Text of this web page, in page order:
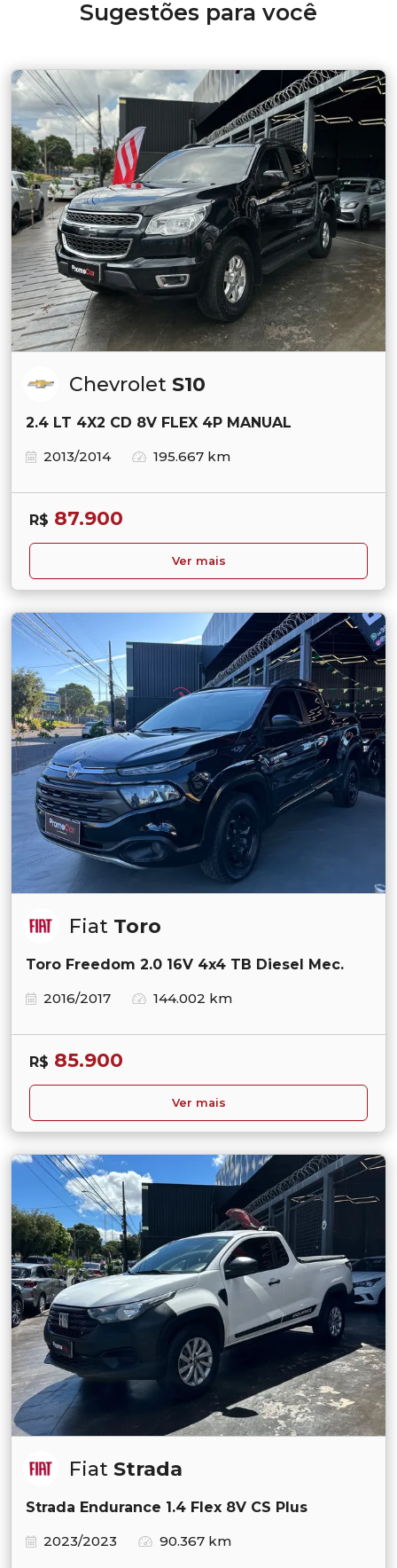
Sugestões para você
Chevrolet S10
2.4 LT 4X2 CD 8V FLEX 4P MANUAL
2013/2014
195.667 km
R$ 87.900
Ver mais
Fiat Toro
Toro Freedom 2.0 16V 4x4 TB Diesel Mec.
2016/2017
144.002 km
R$ 85.900
Ver mais
Fiat Strada
Strada Endurance 1.4 Flex 8V CS Plus
2023/2023
90.367 km